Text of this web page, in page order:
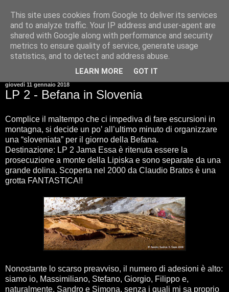
giovedì 11 gennaio 2018
LP 2 - Befana in Slovenia
Complice il maltempo che ci impediva di fare escursioni in
montagna, si decide un po’ all’ultimo minuto di organizzare
una “sloveniata” per il giorno della Befana.
Destinazione: LP 2 Jama Essa è ritenuta essere la
prosecuzione a monte della Lipiska e sono separate da una
grande dolina. Scoperta nel 2000 da Claudio Bratos è una
grotta FANTASTICA!!
Nonostante lo scarso preavviso, il numero di adesioni è alto:
siamo io, Massimiliano, Stefano, Giorgio, Filippo e,
naturalmente, Sandro e Simona, senza i quali mi sa proprio
This site uses cookies from Google to deliver its services
and to analyze traffic. Your IP address and user-agent are
shared with Google along with performance and security
metrics to ensure quality of service, generate usage
statistics, and to detect and address abuse.
LEARN MORE GOT IT